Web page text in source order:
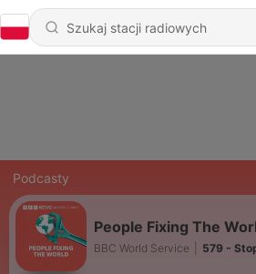
Podcasty
People Fixing The
BBC World Service 579 -